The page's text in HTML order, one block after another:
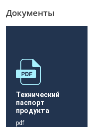
Документы
Технический
паспорт
продукта
pdf